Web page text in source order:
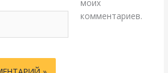
моих
комментариев.